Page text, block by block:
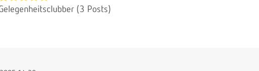
(3 Posts)